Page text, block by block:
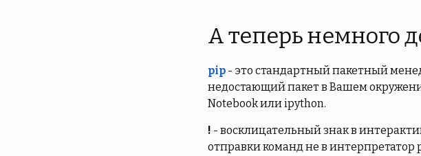
А теперь немного
pip - это стандартный пакетный
недостающий пакет в Вашем
Notebook или ipython.
! - восклицательный знак в
отправки команд не в интерпретатор